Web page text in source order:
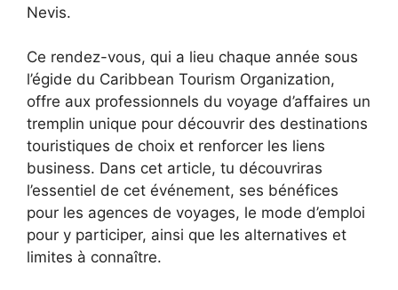
Nevis.
Ce rendez-vous, qui a lieu chaque année sous
l’égide du Caribbean Tourism Organization,
offre aux professionnels du voyage d’affaires un
tremplin unique pour découvrir des destinations
touristiques de choix et renforcer les liens
business. Dans cet article, tu découvriras
l’essentiel de cet événement, ses bénéfices
pour les agences de voyages, le mode d’emploi
pour y participer, ainsi que les alternatives et
limites à connaître.